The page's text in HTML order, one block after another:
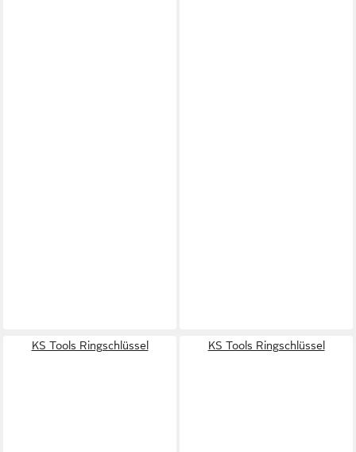
KS Tools Ringschlüssel KS Tools Ringschlüssel